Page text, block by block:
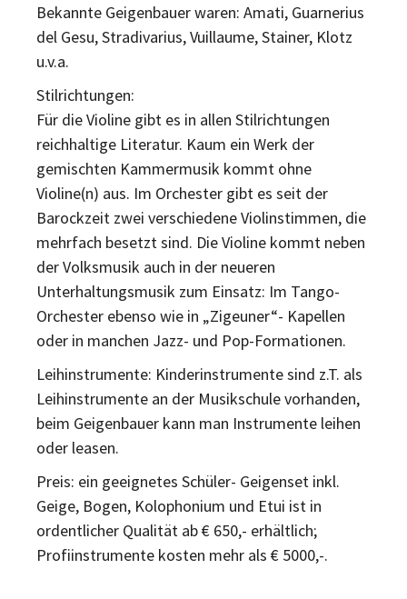
Bekannte Geigenbauer waren: Amati, Guarnerius
del Gesu, Stradivarius, Vuillaume, Stainer, Klotz
u.v.a.
Stilrichtungen:
Für die Violine gibt es in allen Stilrichtungen
reichhaltige Literatur. Kaum ein Werk der
gemischten Kammermusik kommt ohne
Violine(n) aus. Im Orchester gibt es seit der
Barockzeit zwei verschiedene Violinstimmen, die
mehrfach besetzt sind. Die Violine kommt neben
der Volksmusik auch in der neueren
Unterhaltungsmusik zum Einsatz: Im Tango-
Orchester ebenso wie in „Zigeuner“- Kapellen
oder in manchen Jazz- und Pop-Formationen.
Leihinstrumente: Kinderinstrumente sind z.T. als
Leihinstrumente an der Musikschule vorhanden,
beim Geigenbauer kann man Instrumente leihen
oder leasen.
Preis: ein geeignetes Schüler- Geigenset inkl.
Geige, Bogen, Kolophonium und Etui ist in
ordentlicher Qualität ab € 650,- erhältlich;
Profiinstrumente kosten mehr als € 5000,-.